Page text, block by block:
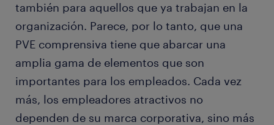
también para aquellos que ya trabajan en la
organización. Parece, por lo tanto, que una
PVE comprensiva tiene que abarcar una
amplia gama de elementos que son
importantes para los empleados. Cada vez
más, los empleadores atractivos no
dependen de su marca corporativa, sino más